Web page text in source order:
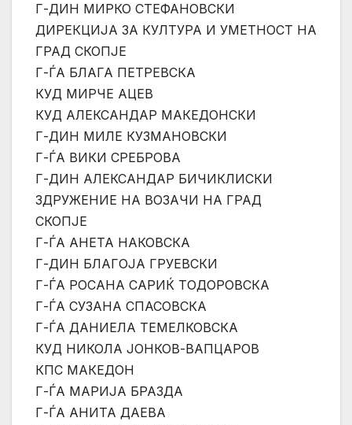
Г-ДИН МИРКО СТЕФАНОВСКИ
ДИРЕКЦИЈА ЗА КУЛТУРА И УМЕТНОСТ НА
ГРАД СКОПЈЕ
Г-ЃА БЛАГА ПЕТРЕВСКА
КУД МИРЧЕ АЦЕВ
КУД АЛЕКСАНДАР МАКЕДОНСКИ
Г-ДИН МИЛЕ КУЗМАНОВСКИ
Г-ЃА ВИКИ СРЕБРОВА
Г-ДИН АЛЕКСАНДАР БИЧИКЛИСКИ
ЗДРУЖЕНИЕ НА ВОЗАЧИ НА ГРАД
СКОПЈЕ
Г-ЃА АНЕТА НАКОВСКА
Г-ДИН БЛАГОЈА ГРУЕВСКИ
Г-ЃА РОСАНА САРИЌ ТОДОРОВСКА
Г-ЃА СУЗАНА СПАСОВСКА
Г-ЃА ДАНИЕЛА ТЕМЕЛКОВСКА
КУД НИКОЛА ЈОНКОВ-ВАПЦАРОВ
КПС МАКЕДОН
Г-ЃА МАРИЈА БРАЗДА
Г-ЃА АНИТА ДАЕВА